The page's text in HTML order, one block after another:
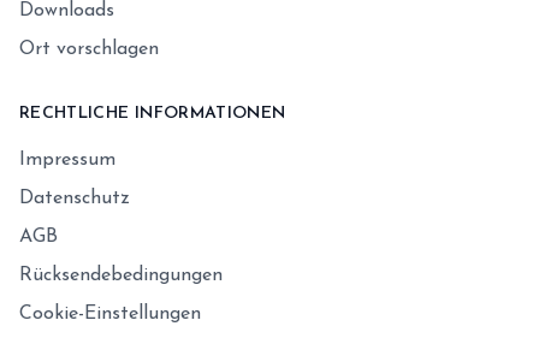
Downloads
Ort vorschlagen
RECHTLICHE INFORMATIONEN
Impressum
Datenschutz
AGB
Rücksendebedingungen
Cookie-Einstellungen